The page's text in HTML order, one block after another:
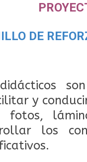
DE
y
fotos,
los